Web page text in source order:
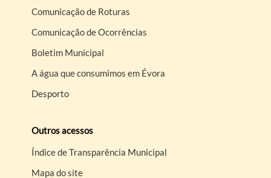
Comunicação de Roturas
Comunicação de Ocorrências
Boletim Municipal
A água que consumimos em Évora
Desporto
Outros acessos
Índice de Transparência Municipal
Mapa do site